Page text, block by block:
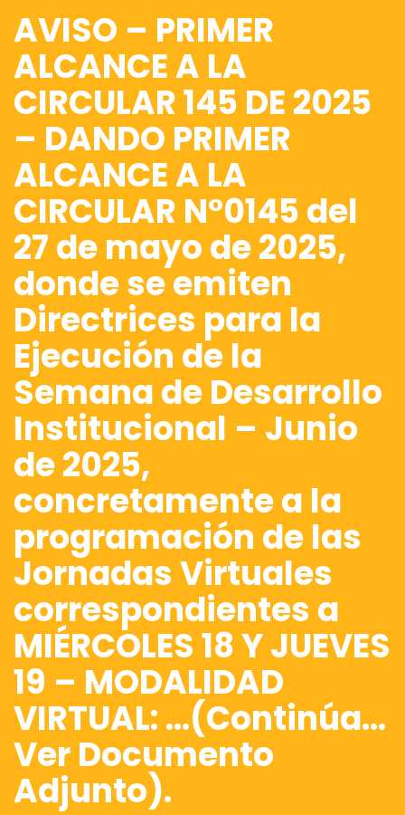
AVISO – PRIMER
ALCANCE A LA
CIRCULAR 145 DE 2025
– DANDO PRIMER
ALCANCE A LA
CIRCULAR N°0145 del
27 de mayo de 2025,
donde se emiten
Directrices para la
Ejecución de la
Semana de Desarrollo
Institucional – Junio
de 2025,
concretamente a la
programación de las
Jornadas Virtuales
correspondientes a
MIÉRCOLES 18 Y JUEVES
19 – MODALIDAD
VIRTUAL: …(Continúa…
Ver Documento
Adjunto).